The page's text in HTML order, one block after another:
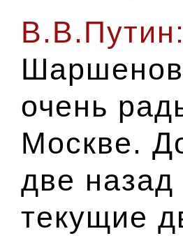
В.В.Путин:
очень
Москве.
две назад
текущие